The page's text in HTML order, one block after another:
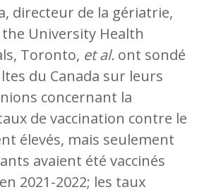
directeur de la gériatrie,
University Health
Toronto, et al. ont sondé
du Canada sur leurs
concernant la
de vaccination contre le
élevés, mais seulement
avaient été vaccinés
2021-2022; les taux